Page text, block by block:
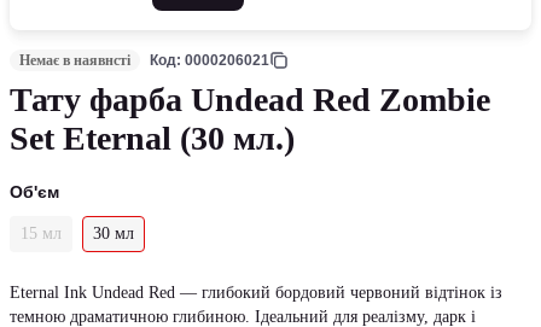
Немає в наявнсті Код: 0000206021
Тату фарба Undead Red Zombie
Set Eternal (30 мл.)
Об'єм
15 мл 30 мл
Eternal Ink Undead Red — глибокий бордовий червоний відтінок із
темною драматичною глибиною. Ідеальний для реалізму, дарк і